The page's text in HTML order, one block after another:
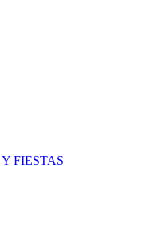
FIESTAS